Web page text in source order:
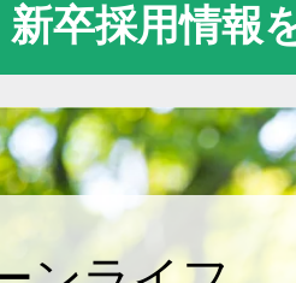
新卒採用情報